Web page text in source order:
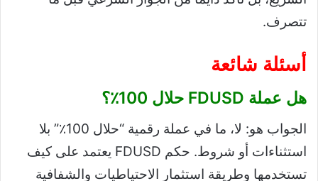
تتصرف.
أسئلة شائعة
هل عملة FDUSD حلال 100٪؟
الجواب هو: لا، ما في عملة رقمية “حلال 100٪” بلا
استثناءات أو شروط. حكم FDUSD يعتمد على كيف
تستخدمها وطريقة استثمار الاحتياطيات والشفافية